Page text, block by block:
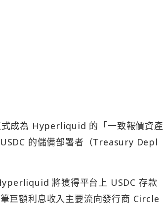
成為 Hyperliquid 的「一致報價資產
的儲備部署者（Treasury Depl
將獲得平台上 USDC 存款
巨額利息收入主要流向發行商 Circle